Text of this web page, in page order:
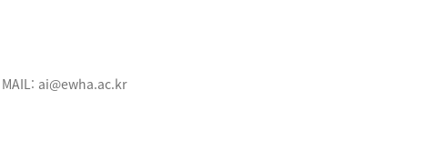
MAIL: ai@ewha.ac.kr